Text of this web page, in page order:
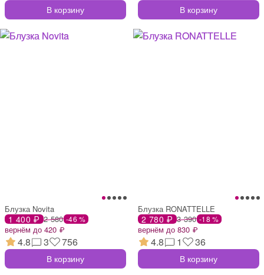
В корзину В корзину
Блузка Novita
1 400 ₽ 2 580 -46 %
вернём до 420 ₽
4.8 3 756
В корзину
Блузка RONATTELLE
2 780 ₽ 3 390 -18 %
вернём до 830 ₽
4.8 1 36
В корзину